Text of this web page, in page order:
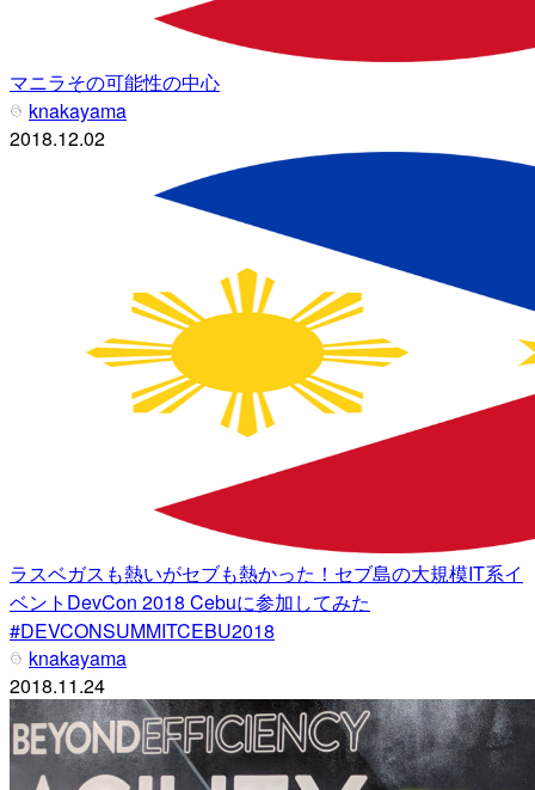
マニラその可能性の中心
knakayama
2018.12.02
ラスベガスも熱いがセブも熱かった！セブ島の大規模IT系イ
ベントDevCon 2018 Cebuに参加してみた
#DEVCONSUMMITCEBU2018
knakayama
2018.11.24